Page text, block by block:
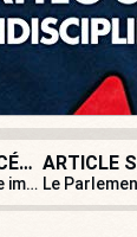
ARTICLE PRÉCÉDENT
Le RN : de « bête immonde » à « beauté de la démocratie »